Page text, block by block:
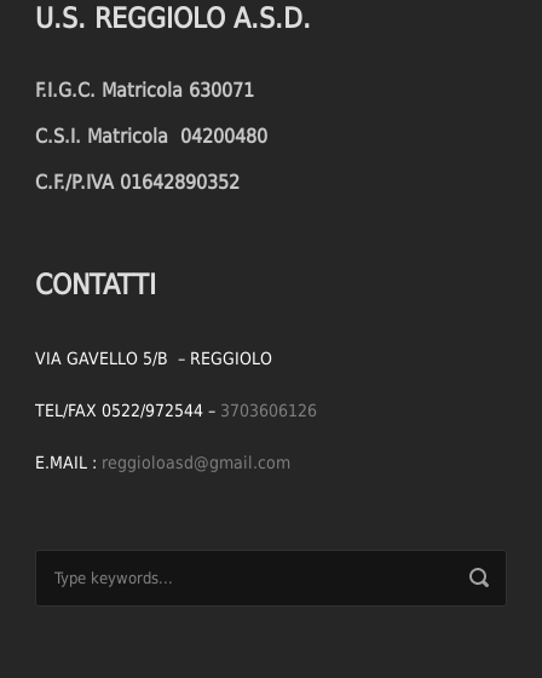
U.S. REGGIOLO A.S.D.
F.I.G.C. Matricola 630071
C.S.I. Matricola 04200480
C.F./P.IVA 01642890352
CONTATTI
VIA GAVELLO 5/B – REGGIOLO
TEL/FAX 0522/972544 – 3703606126
E.MAIL : reggioloasd@gmail.com